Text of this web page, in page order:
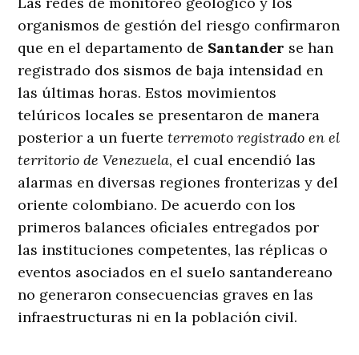
organismos de gestión del riesgo confirmaron
que en el departamento de Santander se han
registrado dos sismos de baja intensidad en
las últimas horas. Estos movimientos
telúricos locales se presentaron de manera
posterior a un fuerteterremoto registrado en el
territorio de Venezuela, el cual encendió las
alarmas en diversas regiones fronterizas y del
oriente colombiano. De acuerdo con los
primeros balances oficiales entregados por
las instituciones competentes, las réplicas o
eventos asociados en el suelo santandereano
no generaron consecuencias graves en las
infraestructuras ni en la población civil.